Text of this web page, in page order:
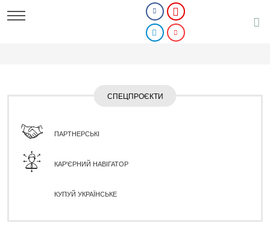
СПЕЦПРОЄКТИ
ПАРТНЕРСЬКІ
КАР'ЄРНИЙ НАВІГАТОР
КУПУЙ УКРАЇНСЬКЕ